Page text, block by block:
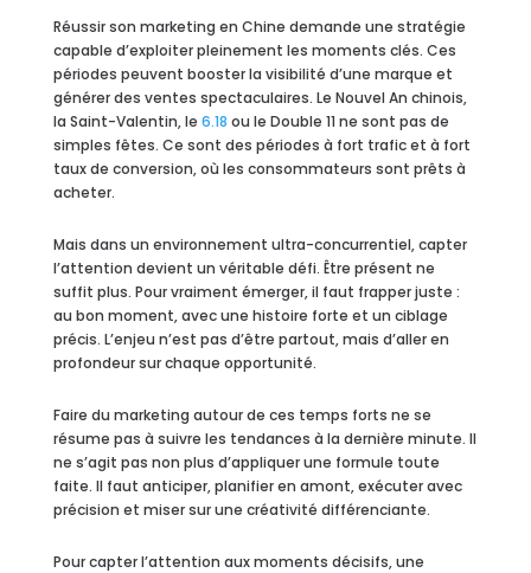
Réussir son marketing en Chine demande une stratégie
capable d’exploiter pleinement les moments clés. Ces
périodes peuvent booster la visibilité d’une marque et
générer des ventes spectaculaires. Le Nouvel An chinois,
la Saint-Valentin, le 6.18 ou le Double 11 ne sont pas de
simples fêtes. Ce sont des périodes à fort trafic et à fort
taux de conversion, où les consommateurs sont prêts à
acheter.
Mais dans un environnement ultra-concurrentiel, capter
l’attention devient un véritable défi. Être présent ne
suffit plus. Pour vraiment émerger, il faut frapper juste :
au bon moment, avec une histoire forte et un ciblage
précis. L’enjeu n’est pas d’être partout, mais d’aller en
profondeur sur chaque opportunité.
Faire du marketing autour de ces temps forts ne se
résume pas à suivre les tendances à la dernière minute. Il
ne s’agit pas non plus d’appliquer une formule toute
faite. Il faut anticiper, planifier en amont, exécuter avec
précision et miser sur une créativité différenciante.
Pour capter l’attention aux moments décisifs, une